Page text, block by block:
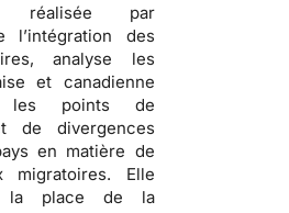
réalisée par
l’intégration des
, analyse les
et canadienne
les points de
de divergences
en matière de
migratoires. Elle
la place de la